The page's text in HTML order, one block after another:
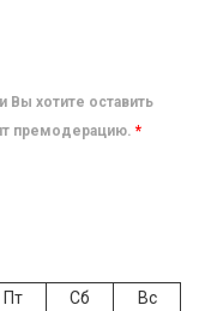
Вы хотите оставить
премодерацию. *
Пт Сб Вс